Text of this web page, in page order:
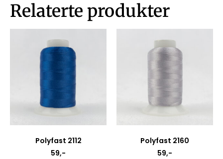
Relaterte produkter
Polyfast 2112
59,-
Polyfast 2160
59,-